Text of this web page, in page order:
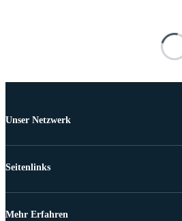
Unser Netzwerk
Seitenlinks
Mehr Erfahren